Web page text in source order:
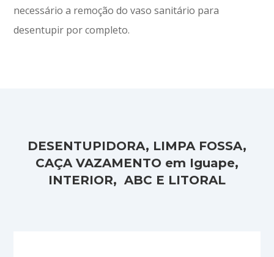
necessário a remoção do vaso sanitário para
desentupir por completo.
DESENTUPIDORA, LIMPA FOSSA,
CAÇA VAZAMENTO em Iguape,
INTERIOR, ABC E LITORAL